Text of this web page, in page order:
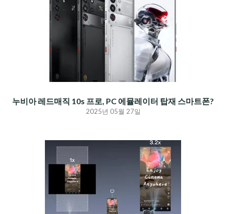
누비아 레드매직 10s 프로, PC 에뮬레이터 탑재 스마트폰?
2025년 05월 27일